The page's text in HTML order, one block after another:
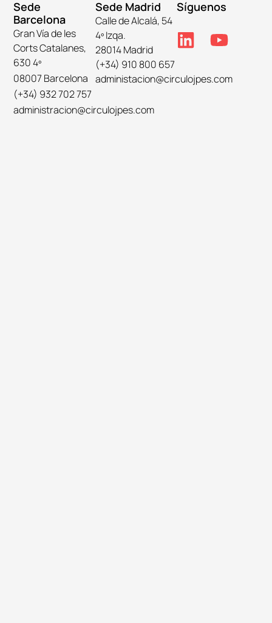
Sede
Barcelona
Gran Vía de les
Corts Catalanes,
630 4º
08007 Barcelona
(+34) 932 702 757
administracion@circulojpes.com
Sede Madrid
Calle de Alcalá, 54
4º Izqa.
28014 Madrid
(+34) 910 800 657
administacion@circulojpes.com
Síguenos